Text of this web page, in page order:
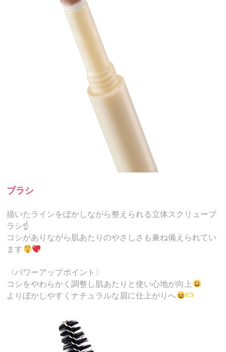
ブラシ
描いたラインをぼかしながら整えられる立体スクリューブ
ラシ☝️
コシがありながら肌あたりのやさしさも兼ね備えられてい
ます
〈パワーアップポイント〉
コシをやわらかく調整し肌あたりと使い心地が向上
よりぼかしやすくナチュラルな眉に仕上がりへ